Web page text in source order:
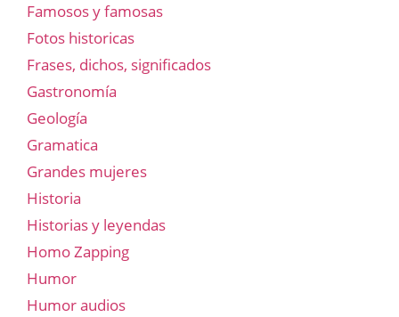
Famosos y famosas
Fotos historicas
Frases, dichos, significados
Gastronomía
Geología
Gramatica
Grandes mujeres
Historia
Historias y leyendas
Homo Zapping
Humor
Humor audios